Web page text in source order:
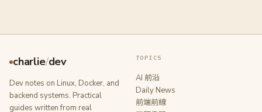
charlie/dev
Dev notes on Linux, Docker, and
backend systems. Practical
guides written from real
TOPICS
AI 前沿
Daily News
前端前線